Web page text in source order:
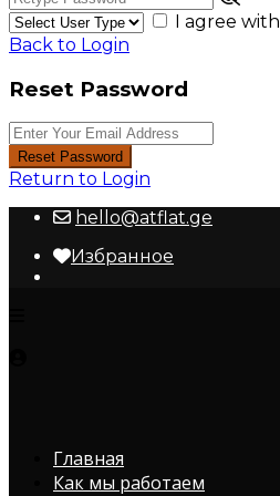
I agree with
Back to Login
Reset Password
Reset Password
Return to Login
hello@atflat.ge
Избранное
Главная
Как мы работаем